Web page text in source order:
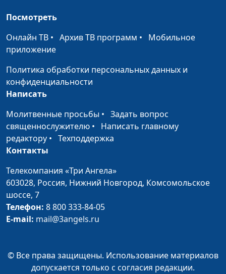
мужчин
Мараханова, Наталья
Я и
родственники:
разные
Екатерина Воронина, Мария
Ольга Феофанова
Зачем мне брак?
Екатерина Воронина, Мария
Ольга Феофанова
Как справиться с
тревогой
Мараханова, Наталья
Никитина, Татьяна Булатова,
Посмотреть
Онлайн ТВ • Архив ТВ программ • Мобильное
приложение
Политика обработки персональных данных и
конфиденциальности
Написать
Молитвенные просьбы • Задать вопрос
священнослужителю • Написать главному
редактору • Техподдержка
Контакты
Телекомпания «Три Ангела»
603028, Россия, Нижний Новгород, Комсомольское
шоссе, 7
Телефон: 8 800 333-84-05
E-mail: mail@3angels.ru
© Все права защищены. Использование материалов
допускается только с согласия редакции.